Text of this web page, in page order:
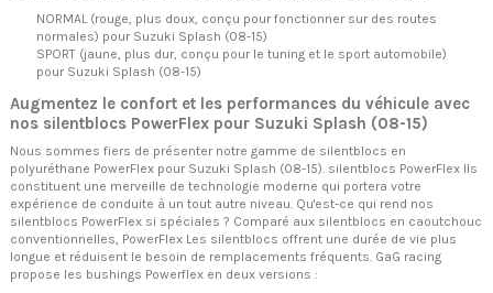
NORMAL (rouge, plus doux, conçu pour fonctionner sur des routes
normales) pour Suzuki Splash (08-15)
SPORT (jaune, plus dur, conçu pour le tuning et le sport automobile)
pour Suzuki Splash (08-15)
Augmentez le confort et les performances du véhicule avec
nos silentblocs PowerFlex pour Suzuki Splash (08-15)
Nous sommes fiers de présenter notre gamme de silentblocs en
polyuréthane PowerFlex pour Suzuki Splash (08-15). silentblocs PowerFlex Ils
constituent une merveille de technologie moderne qui portera votre
expérience de conduite à un tout autre niveau. Qu'est-ce qui rend nos
silentblocs PowerFlex si spéciales ? Comparé aux silentblocs en caoutchouc
conventionnelles, PowerFlex Les silentblocs offrent une durée de vie plus
longue et réduisent le besoin de remplacements fréquents. GaG racing
propose les bushings Powerflex en deux versions :